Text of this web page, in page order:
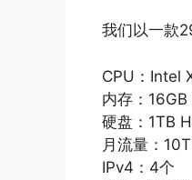
我们以一款
CPU：Intel
内存：16GB
硬盘：1TB
月流量：
IPv4：4个